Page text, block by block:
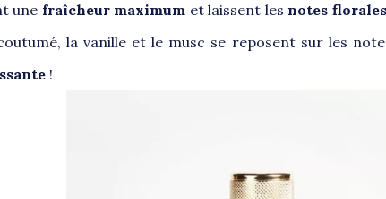
une fraîcheur maximum et laissent les notes florales
la vanille et le musc se reposent sur les
!